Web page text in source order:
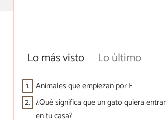
Lo más visto Lo último
1. Animales que empiezan por F
2. ¿Qué significa que un gato quiera entrar
en tu casa?